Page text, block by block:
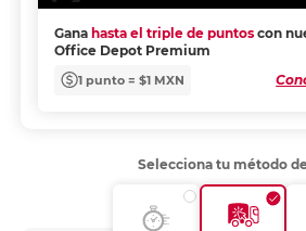
Gana hasta el triple de puntos con
Office Depot Premium
1 punto = $1 MXN
Selecciona tu método